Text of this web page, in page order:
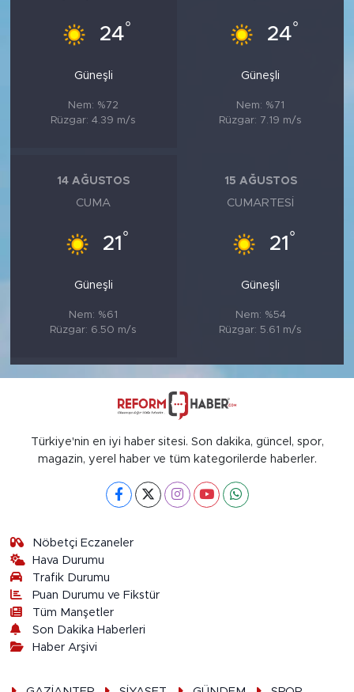
24°
Güneşli
Nem: %72
Rüzgar: 4.39 m/s
24°
Güneşli
Nem: %71
Rüzgar: 7.19 m/s
14 AĞUSTOS
CUMA
21 °
Güneşli
Nem: %61
Rüzgar: 6.50 m/s
15 AĞUSTOS
CUMARTESI
21 °
Güneşli
Nem: %54
Rüzgar: 5.61 m/s
Türkiye'nin en iyi haber sitesi. Son dakika, güncel, spor,
magazin, yerel haber ve tüm kategorilerde haberler.
Nöbetçi Eczaneler
Hava Durumu
Trafik Durumu
Puan Durumu ve Fikstür
Tüm Manşetler
Son Dakika Haberleri
Haber Arşivi